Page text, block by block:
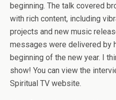
beginning. The talk covered
with rich content, including
projects and new music
messages were delivered by
beginning of the new year. I
show! You can view the
Spiritual TV website.